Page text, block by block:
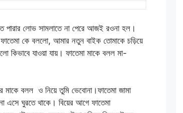
পারার লোভ সামলাতে না পেরে আজই রওনা হল।
কে বললো, আমার নতুন বাইক তোমাকে চড়িয়ে
কিভাবে যাওয়া যায়। ফাতেমা মাকে বলল মা-
মাকে বলল ও নিয়ে তুমি ভেবোনা।ফাতেমা জামা
এসে ঘুরতে থাকে। বিয়ের আগে ফাতেমা